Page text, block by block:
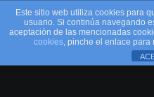
© 2026
Este sitio web utiliza cookies para
usuario. Si continúa navegando
aceptación de las mencionadas
cookies, pinche el enlace para